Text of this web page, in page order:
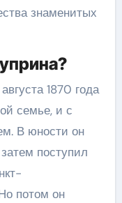
знаменитых
1870 года
семье, и с
В юности он
поступил
потом он